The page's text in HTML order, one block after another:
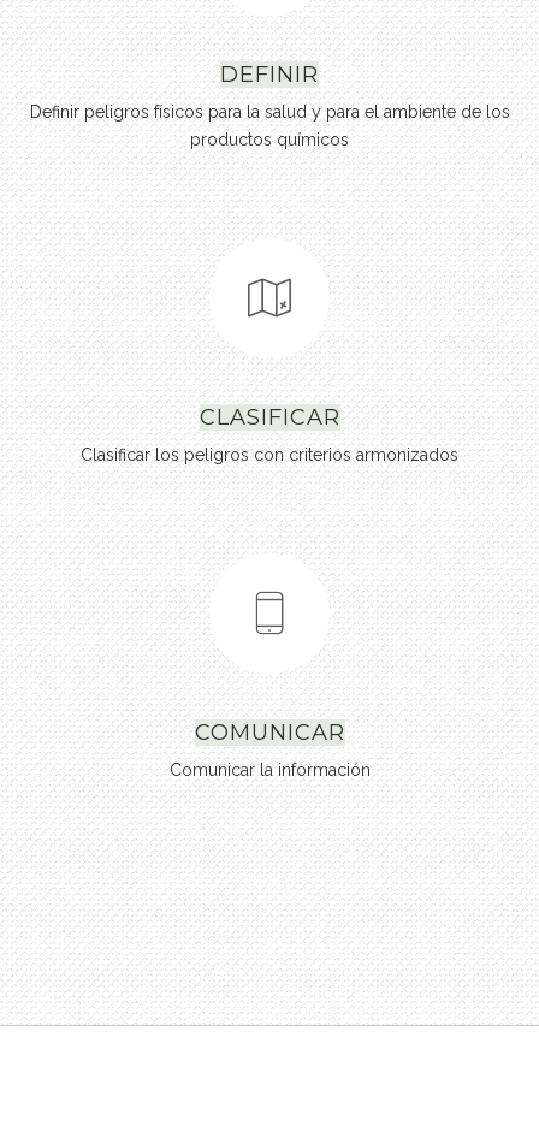
DEFINIR
Definir peligros físicos para la salud y para el ambiente de los
productos químicos
CLASIFICAR
Clasificar los peligros con criterios armonizados
COMUNICAR
Comunicar la información